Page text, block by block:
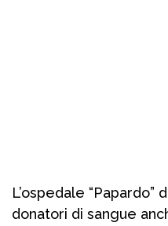
L’ospedale
donatori di sangue